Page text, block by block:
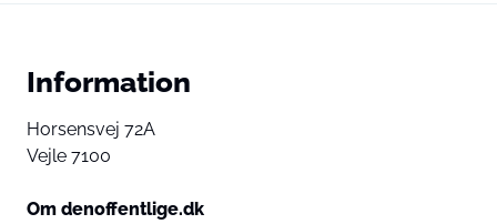
Information
Horsensvej 72A
Vejle 7100
Om denoffentlige.dk